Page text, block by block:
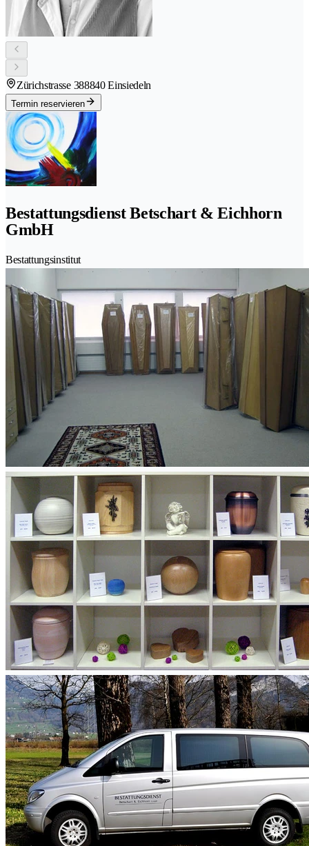
Zürichstrasse 388840 Einsiedeln
Termin reservieren
Bestattungsdienst Betschart & Eichhorn
GmbH
Bestattungsinstitut